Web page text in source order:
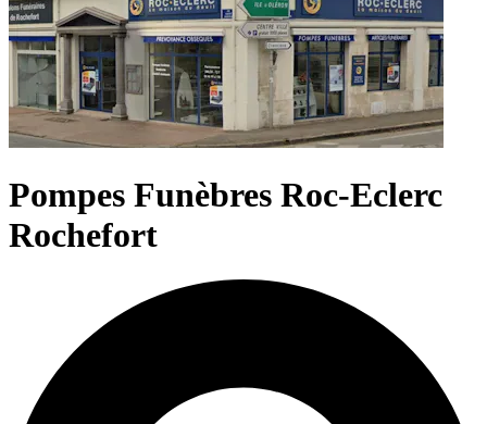
Pompes Funèbres Roc-Eclerc
Rochefort